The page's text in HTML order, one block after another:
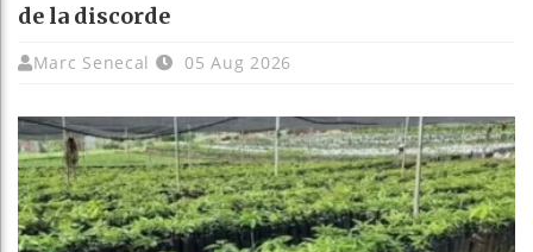
de la discorde
Marc Senecal 05 Aug 2026